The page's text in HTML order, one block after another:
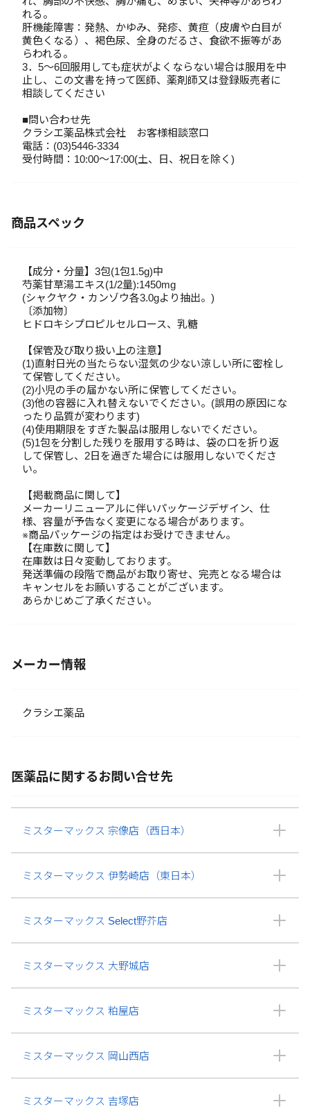
れる。
肝機能障害：発熱、かゆみ、発疹、黄疸（皮膚や白目が
黄色くなる）、褐色尿、全身のだるさ、食欲不振等があ
らわれる。
3．5～6回服用しても症状がよくならない場合は服用を中
止し、この文書を持って医師、薬剤師又は登録販売者に
相談してください
■問い合わせ先
クラシエ薬品株式会社 お客様相談窓口
電話：(03)5446-3334
受付時間：10:00～17:00(土、日、祝日を除く)
商品スペック
【成分・分量】3包(1包1.5g)中
芍薬甘草湯エキス(1/2量):1450mg
(シャクヤク・カンゾウ各3.0gより抽出。)
〔添加物〕
ヒドロキシプロピルセルロース、乳糖
【保管及び取り扱い上の注意】
(1)直射日光の当たらない湿気の少ない涼しい所に密栓し
て保管してください。
(2)小児の手の届かない所に保管してください。
(3)他の容器に入れ替えないでください。(誤用の原因にな
ったり品質が変わります)
(4)使用期限をすぎた製品は服用しないでください。
(5)1包を分割した残りを服用する時は、袋の口を折り返
して保管し、2日を過ぎた場合には服用しないでくださ
い。
【掲載商品に関して】
メーカーリニューアルに伴いパッケージデザイン、仕
様、容量が予告なく変更になる場合があります。
※商品パッケージの指定はお受けできません。
【在庫数に関して】
在庫数は日々変動しております。
発送準備の段階で商品がお取り寄せ、完売となる場合は
キャンセルをお願いすることがございます。
あらかじめご了承ください。
メーカー情報
クラシエ薬品
医薬品に関するお問い合せ先
ミスターマックス 宗像店（西日本）
ミスターマックス 伊勢崎店（東日本）
ミスターマックス Select野芥店
ミスターマックス 大野城店
ミスターマックス 粕屋店
ミスターマックス 岡山西店
ミスターマックス 吉塚店